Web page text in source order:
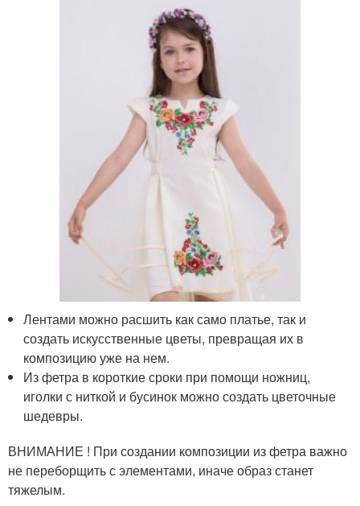
Лентами можно расшить как само платье, так и
создать искусственные цветы, превращая их в
композицию уже на нем.
Из фетра в короткие сроки при помощи ножниц,
иголки с ниткой и бусинок можно создать цветочные
шедевры.
ВНИМАНИЕ ! При создании композиции из фетра важно
не переборщить с элементами, иначе образ станет
тяжелым.